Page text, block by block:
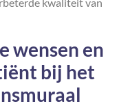
wensen en
bij het